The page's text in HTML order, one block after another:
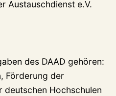
Austauschdienst e.V.
des DAAD gehören:
Förderung der
deutschen Hochschulen